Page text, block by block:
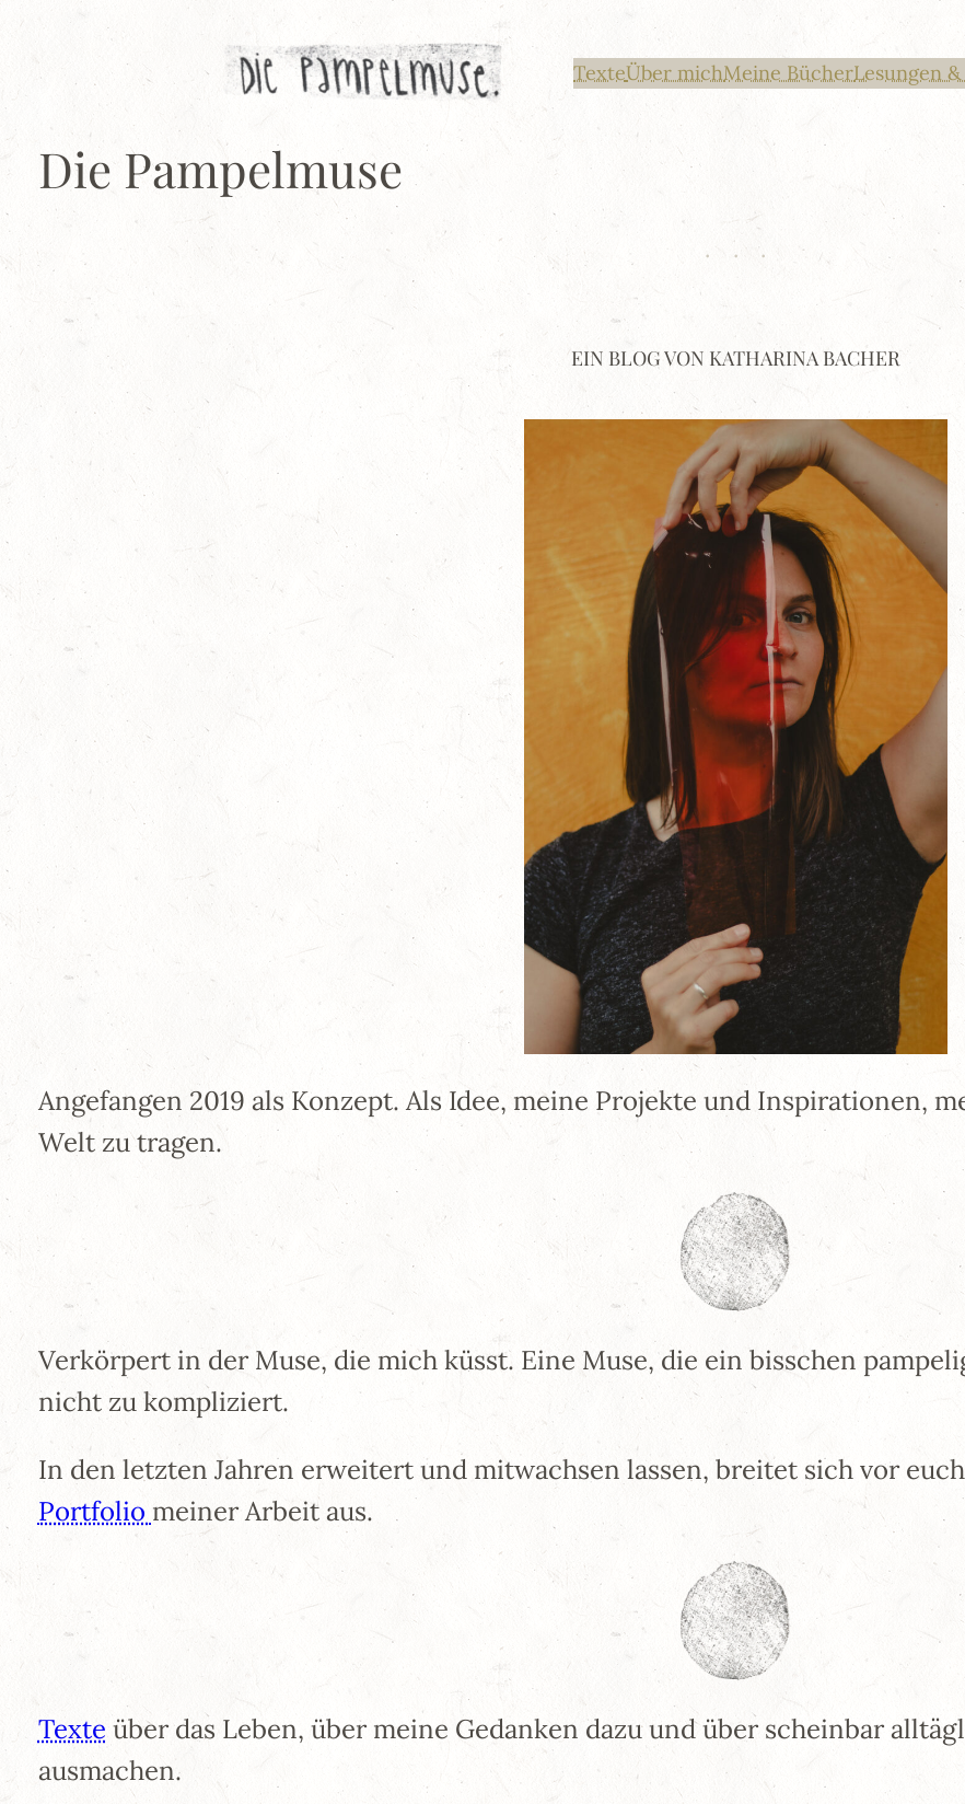
Zum
Inhalt
TexteÜber michMeine BücherLesungen
Die Pampelmuse
EIN BLOG VON KATHARINA BACHER
Angefangen 2019 als Konzept. Als Idee, meine Projekte und Inspirationen,
Welt zu tragen.
Verkörpert in der Muse, die mich küsst. Eine Muse, die ein bisschen
nicht zu kompliziert.
In den letzten Jahren erweitert und mitwachsen lassen, breitet sich vor
Portfolio meiner Arbeit aus.
Texte über das Leben, über meine Gedanken dazu und über scheinbar
ausmachen.